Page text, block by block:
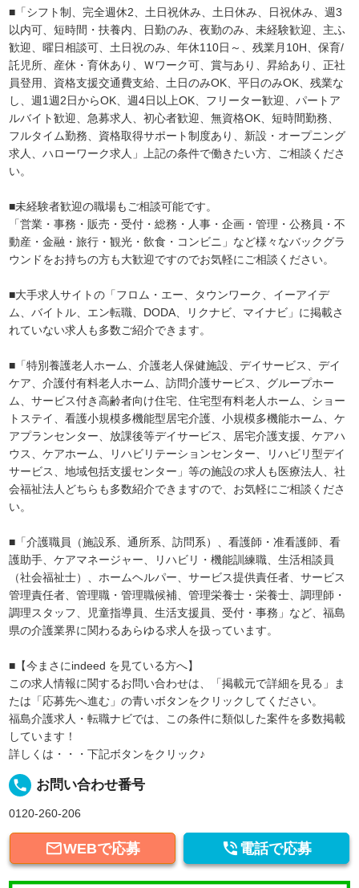
■「シフト制、完全週休2、土日祝休み、土日休み、日祝休み、週3
以内可、短時間・扶養内、日勤のみ、夜勤のみ、未経験歓迎、主ふ
歓迎、曜日相談可、土日祝のみ、年休110日～、残業月10H、保育/
託児所、産休・育休あり、Ｗワーク可、賞与あり、昇給あり、正社
員登用、資格支援交通費支給、土日のみOK、平日のみOK、残業な
し、週1週2日からOK、週4日以上OK、フリーター歓迎、パートア
ルバイト歓迎、急募求人、初心者歓迎、無資格OK、短時間勤務、
フルタイム勤務、資格取得サポート制度あり、新設・オープニング
求人、ハローワーク求人」上記の条件で働きたい方、ご相談くださ
い。
■未経験者歓迎の職場もご相談可能です。
「営業・事務・販売・受付・総務・人事・企画・管理・公務員・不
動産・金融・旅行・観光・飲食・コンビニ」など様々なバックグラ
ウンドをお持ちの方も大歓迎ですのでお気軽にご相談ください。
■大手求人サイトの「フロム・エー、タウンワーク、イーアイデ
ム、バイトル、エン転職、DODA、リクナビ、マイナビ」に掲載さ
れていない求人も多数ご紹介できます。
■「特別養護老人ホーム、介護老人保健施設、デイサービス、デイ
ケア、介護付有料老人ホーム、訪問介護サービス、グループホー
ム、サービス付き高齢者向け住宅、住宅型有料老人ホーム、ショー
トステイ、看護小規模多機能型居宅介護、小規模多機能ホーム、ケ
アプランセンター、放課後等デイサービス、居宅介護支援、ケアハ
ウス、ケアホーム、リハビリテーションセンター、リハビリ型デイ
サービス、地域包括支援センター」等の施設の求人も医療法人、社
会福祉法人どちらも多数紹介できますので、お気軽にご相談くださ
い。
■「介護職員（施設系、通所系、訪問系）、看護師・准看護師、看
護助手、ケアマネージャー、リハビリ・機能訓練職、生活相談員
（社会福祉士）、ホームヘルパー、サービス提供責任者、サービス
管理責任者、管理職・管理職候補、管理栄養士・栄養士、調理師・
調理スタッフ、児童指導員、生活支援員、受付・事務」など、福島
県の介護業界に関わるあらゆる求人を扱っています。
■【今まさにindeed を見ている方へ】
この求人情報に関するお問い合わせは、「掲載元で詳細を見る」ま
たは「応募先へ進む」の青いボタンをクリックしてください。
福島介護求人・転職ナビでは、この条件に類似した案件を多数掲載
しています！
詳しくは・・・下記ボタンをクリック♪
local_phone お問い合わせ番号
0120-260-206
WEBで応募  電話で応募